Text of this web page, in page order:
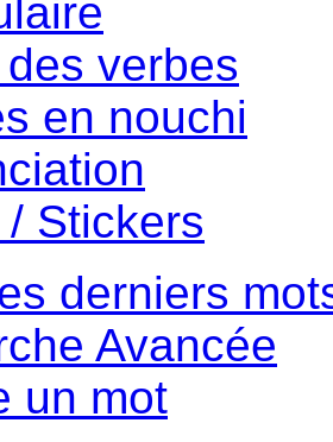
verbes
en nouchi
Stickers
derniers
Avancée
un mot